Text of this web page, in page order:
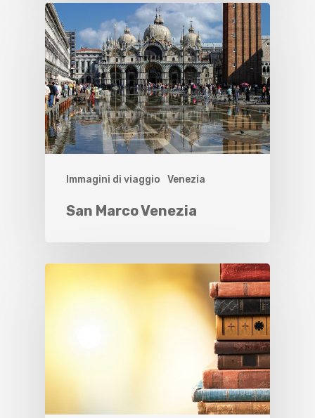
Immagini di viaggio Venezia
San Marco Venezia